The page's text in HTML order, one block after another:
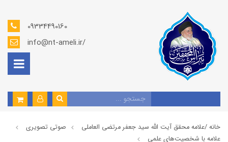
09334490160
info@nt-ameli.ir/
خانه /علامه محقق آیت الله سید جعفر مرتضی العاملی
صوتي تصويري
علامه با شخصیت‌های علمی